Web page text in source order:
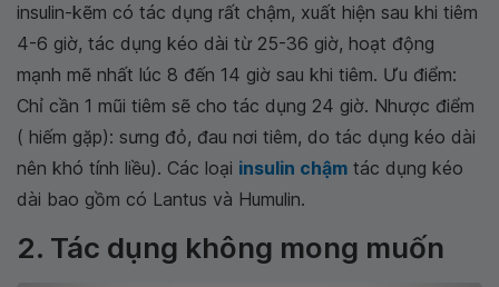
insulin-kẽm có tác dụng rất chậm, xuất hiện sau khi tiêm
4-6 giờ, tác dụng kéo dài từ 25-36 giờ, hoạt động
mạnh mẽ nhất lúc 8 đến 14 giờ sau khi tiêm. Ưu điểm:
Chỉ cần 1 mũi tiêm sẽ cho tác dụng 24 giờ. Nhược điểm
( hiếm gặp): sưng đỏ, đau nơi tiêm, do tác dụng kéo dài
nên khó tính liều). Các loại insulin chậm tác dụng kéo
dài bao gồm có Lantus và Humulin.
2. Tác dụng không mong muốn